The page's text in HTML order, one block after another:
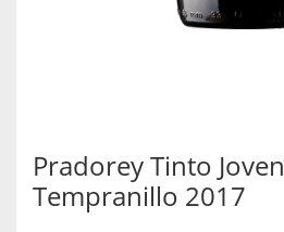
Pradorey Tinto Joven
Tempranillo 2017